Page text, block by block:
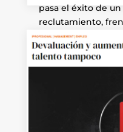
pasa el éxito de
reclutamiento,
Leer más